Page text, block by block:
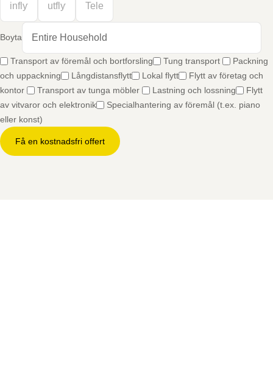
Boyta
Transport av föremål och bortforsling Tung transport
Packning
och uppackning
Långdistansflytt Lokal flytt
Flytt av företag och
kontor
Transport av tunga möbler Lastning och lossning
Flytt
av vitvaror och elektronik
Specialhantering av föremål (t.ex. piano
eller konst)
Få en kostnadsfri offert